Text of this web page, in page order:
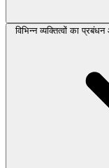
विभिन्न व्यक्तित्वों का